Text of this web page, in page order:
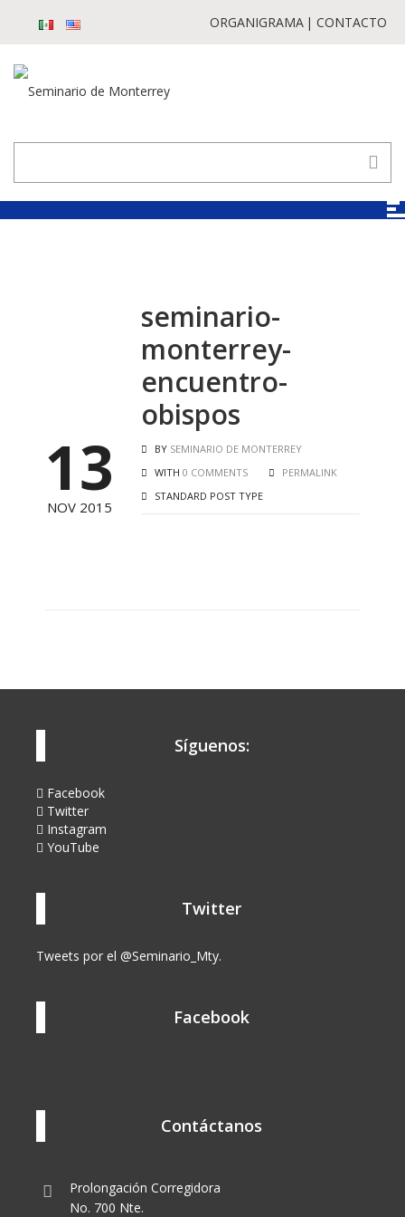
ORGANIGRAMA CONTACTO
13
NOV 2015
seminario-
monterrey-
encuentro-
obispos
BY SEMINARIO DE MONTERREY
WITH 0 COMMENTS
PERMALINK
STANDARD POST TYPE
Síguenos:
Facebook
Twitter
Instagram
YouTube
Twitter
Tweets por el @Seminario_Mty.
Facebook
Contáctanos
Prolongación Corregidora
No. 700 Nte.